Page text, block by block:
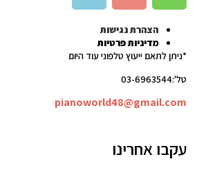
הצהרת נגישות
מדיניות פרטיות
*ניתן לתאם ייעוץ טלפוני עוד היום
טל':03-6963544
pianoworld48@gmail.com
עקבו אחרינו